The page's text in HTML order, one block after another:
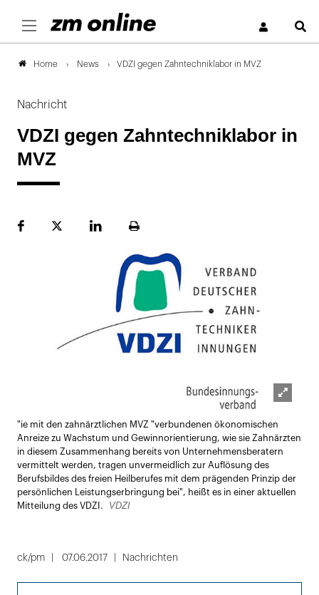
Home News VDZI gegen Zahntechniklabor in MVZ
Nachricht
VDZI gegen Zahntechniklabor in
MVZ
FacebookPlattformLinekdInSeite
öffnen
"ie mit den zahnärztlichen MVZ "verbundenen ökonomischen
Anreize zu Wachstum und Gewinnorientierung, wie sie Zahnärzten
in diesem Zusammenhang bereits von Unternehmensberatern
vermittelt werden, tragen unvermeidlich zur Auflösung des
Berufsbildes des freien Heilberufes mit dem prägenden Prinzip der
persönlichen Leistungserbringung bei", heißt es in einer aktuellen
Mitteilung des VDZI.
VDZI
ck/pm 07.06.2017 Nachrichten